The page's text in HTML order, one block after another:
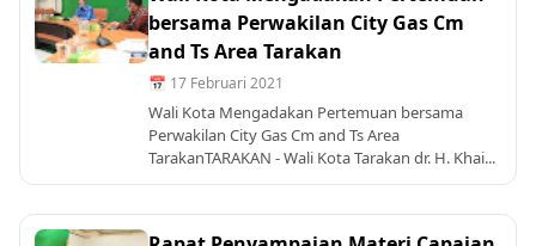
bersama Perwakilan City Gas Cm
and Ts Area Tarakan
📅 17 Februari 2021
Wali Kota Mengadakan Pertemuan bersama
Perwakilan City Gas Cm and Ts Area
TarakanTARAKAN - Wali Kota Tarakan dr. H. Khai...